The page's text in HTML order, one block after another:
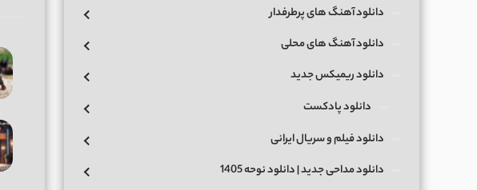
دانلود آهنگ های پرطرفدار
دانلود آهنگ های محلی
دانلود ریمیکس جدید
دانلود پادکست
دانلود فیلم و سریال ایرانی
دانلود مداحی جدید | دانلود نوحه 1405